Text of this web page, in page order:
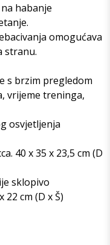
habanje
omogućava
stranu.
s brzim pregledom
vrijeme treninga,
osvjetljenja
40 x 35 x 23,5 cm (D
sklopivo
22 cm (D x Š)